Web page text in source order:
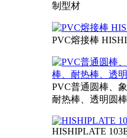
制型材
PVC熔接棒
PVC普通圆棒、
耐热棒、透明圆棒
HISHIPLATE